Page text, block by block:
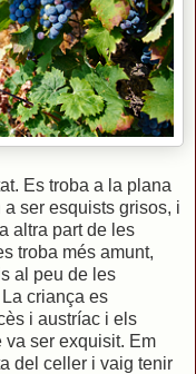
Es troba a la plana
ser esquists grisos, i
altra part de les
troba més amunt,
al peu de les
criança es
i austríac i els
va ser exquisit. Em
del celler i vaig tenir